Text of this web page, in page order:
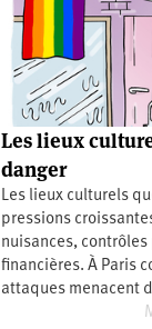
Les lieux
danger
Les lieux culturels
pressions
nuisances,
financières. À Paris
attaques menacent